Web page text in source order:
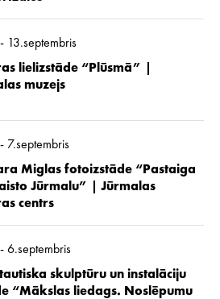
13.septembris
lielizstāde “Plūsmā” |
muzejs
7.septembris
Miglas fotoizstāde “Pastaiga
Jūrmalu” | Jūrmalas
centrs
6.septembris
skulptūru un instalāciju
“Mākslas liedags. Noslēpumu